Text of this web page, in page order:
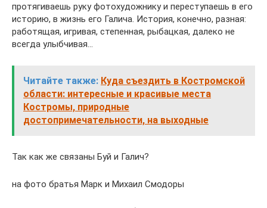
протягиваешь руку фотохудожнику и переступаешь в его
историю, в жизнь его Галича. История, конечно, разная:
работящая, игривая, степенная, рыбацкая, далеко не
всегда улыбчивая…
Читайте также: Куда съездить в Костромской
области: интересные и красивые места
Костромы, природные
достопримечательности, на выходные
Так как же связаны Буй и Галич?
на фото братья Марк и Михаил Смодоры